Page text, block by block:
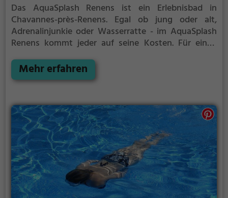
Das AquaSplash Renens ist ein Erlebnisbad in
Chavannes-près-Renens. Egal ob jung oder alt,
Adrenalinjunkie oder Wasserratte - im AquaSplash
Renens kommt jeder auf seine Kosten. Für einen
einfach mit Freunden ist das AquaSplash Renens
genau die richtige Adresse.
Mehr erfahren